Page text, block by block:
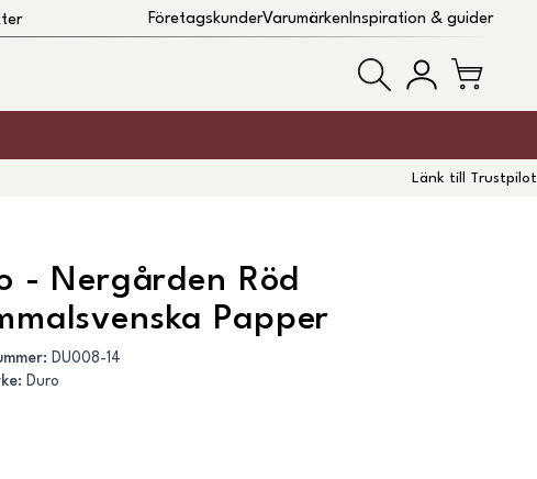
FöretagskunderVarumärkenInspiration & guider
Länk till Trustpilot
- Nergården Röd
Papper
: DU008-14
: Duro